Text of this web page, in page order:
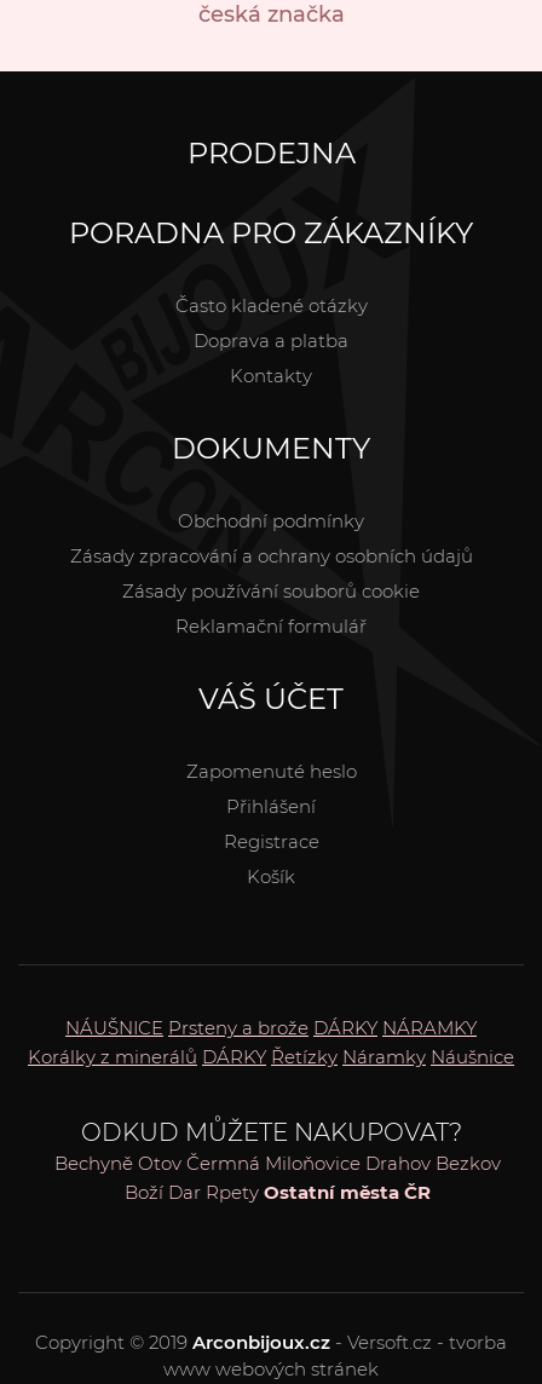
česká značka
PRODEJNA
PORADNA PRO ZÁKAZNÍKY
Často kladené otázky
Doprava a platba
Kontakty
DOKUMENTY
Obchodní podmínky
Zásady zpracování a ochrany osobních údajů
Zásady používání souborů cookie
Reklamační formulář
VÁŠ ÚČET
Zapomenuté heslo
Přihlášení
Registrace
Košík
NÁUŠNICE Prsteny a brože DÁRKY NÁRAMKY
Korálky z minerálů DÁRKY Řetízky Náramky Náušnice
ODKUD MŮŽETE NAKUPOVAT?
Bechyně Otov Čermná Miloňovice Drahov Bezkov
Boží Dar Rpety Ostatní města ČR
Copyright © 2019 Arconbijoux.cz - Versoft.cz - tvorba
www webových stránek